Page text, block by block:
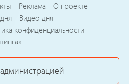
Реклама
О проекте
Видео дня
конфиденциальности